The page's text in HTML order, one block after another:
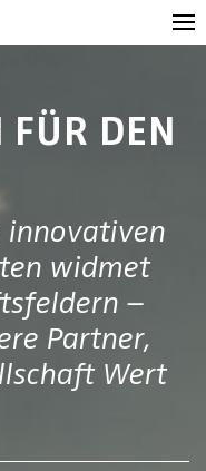
FÜR DEN
innovativen
widmet
–
Partner,
Wert